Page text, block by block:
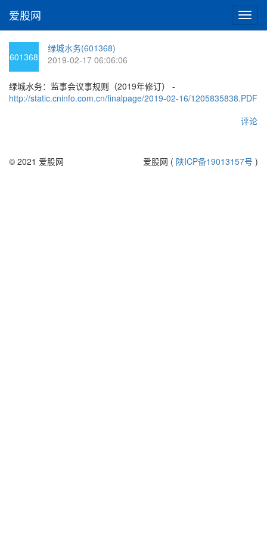
切
换
爱股网
601368
绿城水务(601368)
2019-02-17 06:06:06
绿城水务：监事会议事规则（2019年修订） -
http://static.cninfo.com.cn/finalpage/2019-02-16/1205835838.PDF
评论
© 2021 爱股网 爱股网 ( 陕ICP备19013157号 )